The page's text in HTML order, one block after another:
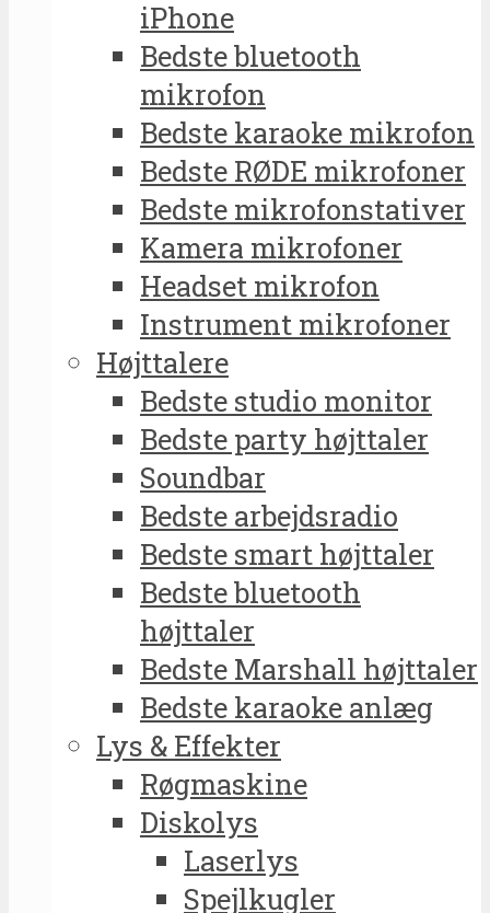
iPhone
Bedste bluetooth
mikrofon
Bedste karaoke mikrofon
Bedste RØDE mikrofoner
Bedste mikrofonstativer
Kamera mikrofoner
Headset mikrofon
Instrument mikrofoner
Højttalere
Bedste studio monitor
Bedste party højttaler
Soundbar
Bedste arbejdsradio
Bedste smart højttaler
Bedste bluetooth
højttaler
Bedste Marshall højttaler
Bedste karaoke anlæg
Lys & Effekter
Røgmaskine
Diskolys
Laserlys
Spejlkugler